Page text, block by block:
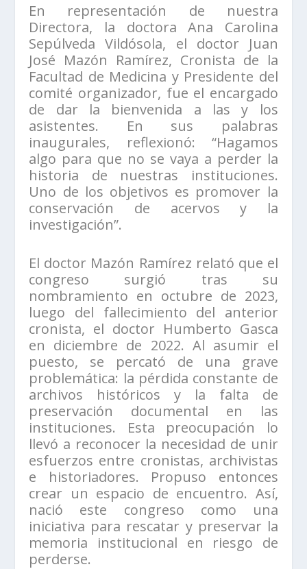
En representación de nuestra
Directora, la doctora Ana Carolina
Sepúlveda Vildósola, el doctor Juan
José Mazón Ramírez, Cronista de la
Facultad de Medicina y Presidente del
comité organizador, fue el encargado
de dar la bienvenida a las y los
asistentes. En sus palabras
inaugurales, reflexionó: “Hagamos
algo para que no se vaya a perder la
historia de nuestras instituciones.
Uno de los objetivos es promover la
conservación de acervos y la
investigación”.
El doctor Mazón Ramírez relató que el
congreso surgió tras su
nombramiento en octubre de 2023,
luego del fallecimiento del anterior
cronista, el doctor Humberto Gasca
en diciembre de 2022. Al asumir el
puesto, se percató de una grave
problemática: la pérdida constante de
archivos históricos y la falta de
preservación documental en las
instituciones. Esta preocupación lo
llevó a reconocer la necesidad de unir
esfuerzos entre cronistas, archivistas
e historiadores. Propuso entonces
crear un espacio de encuentro. Así,
nació este congreso como una
iniciativa para rescatar y preservar la
memoria institucional en riesgo de
perderse.